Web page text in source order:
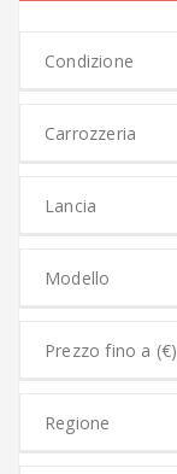
Condizione
Carrozzeria
Lancia
Modello
Prezzo fino a (€)
Regione